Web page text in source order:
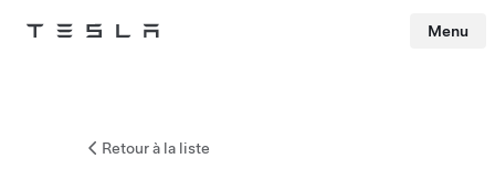
Tesla Menu
Retour à la liste